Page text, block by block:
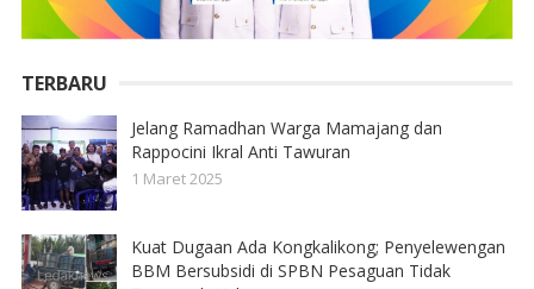
TERBARU
Jelang Ramadhan Warga Mamajang dan
Rappocini Ikral Anti Tawuran
1 Maret 2025
Kuat Dugaan Ada Kongkalikong; Penyelewengan
BBM Bersubsidi di SPBN Pesaguan Tidak